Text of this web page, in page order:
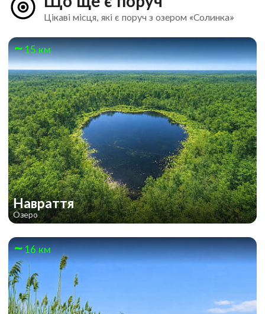
Цікаві місця, які є поруч з озером «Солинка»
15 км
Навраття
Озеро
16 км